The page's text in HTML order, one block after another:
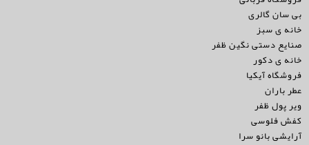
بی سان گالری
خانه ی سبز
صنایع دستی نگین ظفر
خانه ی دکور
فروشگاه آیکیا
عطر باران
ویر پول ظفر
کفش فلوسی
آرایشی بانو سرا